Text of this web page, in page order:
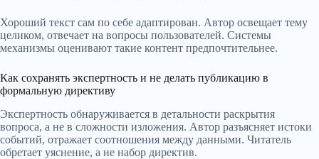
Хороший текст сам по себе адаптирован. Автор освещает тему
целиком, отвечает на вопросы пользователей. Системы
механизмы оценивают такие контент предпочтительнее.
Как сохранять экспертность и не делать публикацию в
формальную директиву
Экспертность обнаруживается в детальности раскрытия
вопроса, а не в сложности изложения. Автор разъясняет истоки
событий, отражает соотношения между данными. Читатель
обретает уяснение, а не набор директив.